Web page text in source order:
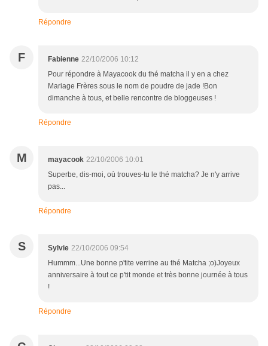
Répondre
F Fabienne 22/10/2006 10:12
Pour répondre à Mayacook du thé matcha il y en a chez
Mariage Frères sous le nom de poudre de jade !Bon
dimanche à tous, et belle rencontre de bloggeuses !
Répondre
M mayacook 22/10/2006 10:01
Superbe, dis-moi, où trouves-tu le thé matcha? Je n'y arrive
pas...
Répondre
S Sylvie 22/10/2006 09:54
Hummm...Une bonne p'tite verrine au thé Matcha ;o)Joyeux
anniversaire à tout ce p'tit monde et très bonne journée à tous
!
Répondre